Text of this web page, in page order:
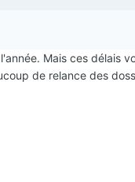
Mais ces délais
de relance des